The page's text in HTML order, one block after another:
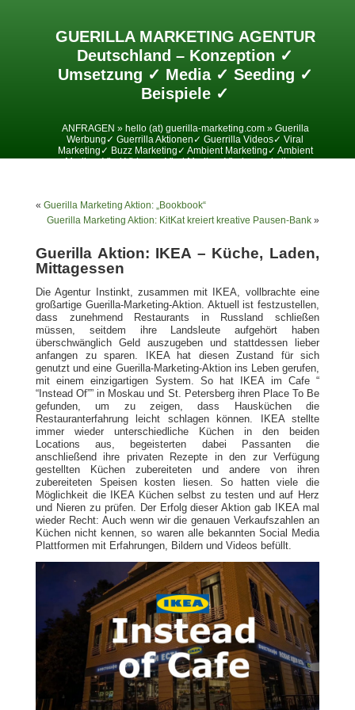
GUERILLA MARKETING AGENTUR
Deutschland – Konzeption ✓
Umsetzung ✓ Media ✓ Seeding ✓
Beispiele ✓
ANFRAGEN » hello (at) guerilla-marketing.com » Guerilla
Werbung✓ Guerrilla Aktionen✓ Guerrilla Videos✓ Viral
Marketing✓ Buzz Marketing✓ Ambient Marketing✓ Ambient
Media✓ Viral Videos✓ Viral Media✓ Viralesmarketing✓
« Guerilla Marketing Aktion: „Bookbook“
Guerilla Marketing Aktion: KitKat kreiert kreative Pausen-Bank »
Guerilla Aktion: IKEA – Küche, Laden,
Mittagessen
Die Agentur Instinkt, zusammen mit IKEA, vollbrachte eine
großartige Guerilla-Marketing-Aktion. Aktuell ist festzustellen,
dass zunehmend Restaurants in Russland schließen
müssen, seitdem ihre Landsleute aufgehört haben
überschwänglich Geld auszugeben und stattdessen lieber
anfangen zu sparen. IKEA hat diesen Zustand für sich
genutzt und eine Guerilla-Marketing-Aktion ins Leben gerufen,
mit einem einzigartigen System. So hat IKEA im Cafe “
“Instead Of”” in Moskau und St. Petersberg ihren Place To Be
gefunden, um zu zeigen, dass Hausküchen die
Restauranterfahrung leicht schlagen können. IKEA stellte
immer wieder unterschiedliche Küchen in den beiden
Locations aus, begeisterten dabei Passanten die
anschließend ihre privaten Rezepte in den zur Verfügung
gestellten Küchen zubereiteten und andere von ihren
zubereiteten Speisen kosten liesen. So hatten viele die
Möglichkeit die IKEA Küchen selbst zu testen und auf Herz
und Nieren zu prüfen. Der Erfolg dieser Aktion gab IKEA mal
wieder Recht: Auch wenn wir die genauen Verkaufszahlen an
Küchen nicht kennen, so waren alle bekannten Social Media
Plattformen mit Erfahrungen, Bildern und Videos befüllt.